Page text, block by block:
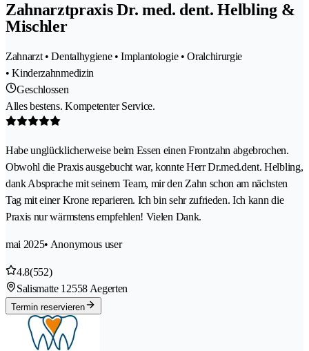
Zahnarztpraxis Dr. med. dent. Helbling &
Mischler
Zahnarzt • Dentalhygiene • Implantologie • Oralchirurgie
• Kinderzahnmedizin
Geschlossen
Alles bestens. Kompetenter Service.
Habe unglücklicherweise beim Essen einen Frontzahn abgebrochen.
Obwohl die Praxis ausgebucht war, konnte Herr Dr.med.dent. Helbling,
dank Absprache mit seinem Team, mir den Zahn schon am nächsten
Tag mit einer Krone reparieren. Ich bin sehr zufrieden. Ich kann die
Praxis nur wärmstens empfehlen! Vielen Dank.
mai 2025• Anonymous user
4.8(552)
Salismatte 1 2558 Aegerten
Termin reservieren